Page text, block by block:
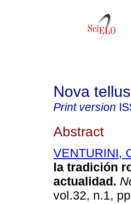
Nova tellus
Print version
Abstract
VENTURINI,
la tradición
actualidad.
vol.32, n.1,